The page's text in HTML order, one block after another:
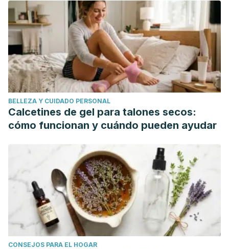
industry and coronary heart disease research.
JAMA, 2017.
Mikkelsen K., Apostolopoulos V., B vitamins and
ageing. Subcell Biochem, 2018. 90: 451-470.
Mukamal K., Lazo M., Alcohol and cardiovascular
disease. BMJ, 2017.
BELLEZA Y CUIDADO PERSONAL
Calcetines de gel para talones secos:
cómo funcionan y cuándo pueden ayudar
CONSEJOS PARA EL HOGAR